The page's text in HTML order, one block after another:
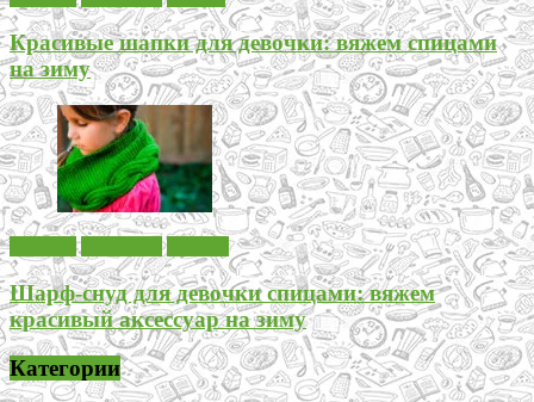
Красивые шапки для девочки: вяжем спицами
на зиму
Шарф-снуд для девочки спицами: вяжем
красивый аксессуар на зиму
Категории